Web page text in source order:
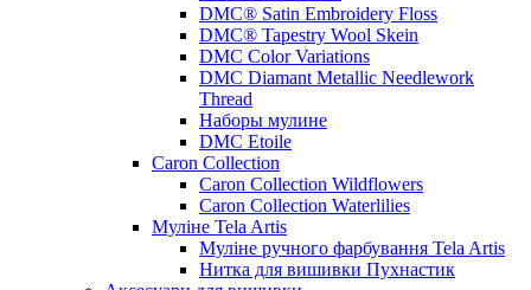
DMC® Satin Embroidery Floss
DMC® Tapestry Wool Skein
DMC Color Variations
DMC Diamant Metallic Needlework
Thread
Наборы мулине
DMC Etoile
Caron Collection
Caron Collection Wildflowers
Caron Collection Waterlilies
Муліне Tela Artis
Муліне ручного фарбування Tela Artis
Нитка для вишивки Пухнастик